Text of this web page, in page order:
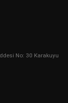
No: 30 Karakuyu